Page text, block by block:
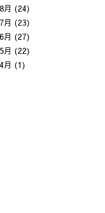
月 (24)
月 (23)
月 (27)
月 (22)
月 (1)